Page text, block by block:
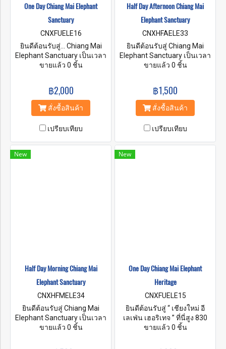
One Day Chiang Mai Elephant
Sanctuary
CNXFUELE16
ยินดีต้อนรับสู่... Chiang Mai
Elephant Sanctuary เป็นเวลา
หลายปีที่ช้างต้องทำงานเพื่อคน
สัญจรไปมาทำให้ช้างมี
ความเครียดและหวาดกลัวมาก
ขึ้น เพื่อให้ช้างปลอดภัยจากการ
กลับสู่ตามธรรมชาติและอาศัย
อยู่ที่นั่นอย่างสงบสุข
ขายแล้ว 0 ชิ้น
฿2,000
สั่งซื้อสินค้า
เปรียบเทียบ
Half Day Afternoon Chiang Mai
Elephant Sanctuary
CNXHFAELE33
ยินดีต้อนรับสู่ Chiang Mai
Elephant Sanctuary เป็นเวลา
หลายปีที่ช้างต้องทำงานแทน
สัญจรไปมาทำให้ช้างมี
ความเครียดและหวาดกลัวมาก
ขึ้น เพื่อให้ช้างปลอดภัยจากการ
กลับสู่ถิ่นตามธรรมชาติและ
อาศัยอยู่ที่นั่นอย่างสงบสุข
ขายแล้ว 0 ชิ้น
฿1,500
สั่งซื้อสินค้า
เปรียบเทียบ
New
Half Day Morning Chiang Mai
Elephant Sanctuary
CNXHFMELE34
ยินดีต้อนรับสู่ Chiang Mai
Elephant Sanctuary เป็นเวลา
หลายปีที่ช้างต้องทำงานแทน
ขายแล้ว 0 ชิ้น
New
One Day Chiang Mai Elephant
Heritage
CNXFUELE15
ยินดีต้อนรับสู่ “ เชียงใหม่ อี
เลเฟ่น เฮอริเทจ ” ที่นี่สูง 830
เมตรจากระดับน้ำทะเล เขต
ขายแล้ว 0 ชิ้น